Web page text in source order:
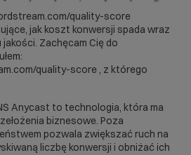
quality-score
jak koszt konwersji spada wraz
Zachęcam Cię do
quality-score , z którego
Anycast to technologia, która ma
biznesowe. Poza
pozwala zwiększać ruch na
liczbę konwersji i obniżać ich